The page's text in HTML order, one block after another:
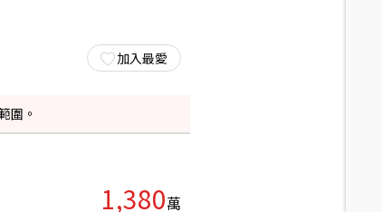
加入最愛
圍。
1,380萬